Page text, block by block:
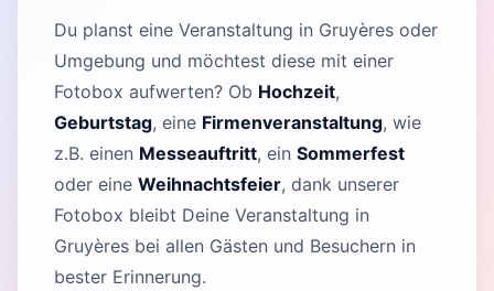
Du planst eine Veranstaltung in Gruyères oder
Umgebung und möchtest diese mit einer
Fotobox aufwerten? Ob Hochzeit,
Geburtstag, eine Firmenveranstaltung, wie
z.B. einen Messeauftritt, ein Sommerfest
oder eine Weihnachtsfeier, dank unserer
Fotobox bleibt Deine Veranstaltung in
Gruyères bei allen Gästen und Besuchern in
bester Erinnerung.